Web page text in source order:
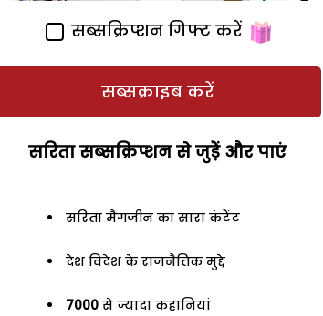
सब्सक्रिप्शन गिफ्ट करें
सब्सक्राइब करें
सरिता सब्सक्रिप्शन से जुड़ेें और पाएं
सरिता मैगजीन का सारा कंटेंट
देश विदेश के राजनैतिक मुद्दे
7000 से ज्यादा कहानियां